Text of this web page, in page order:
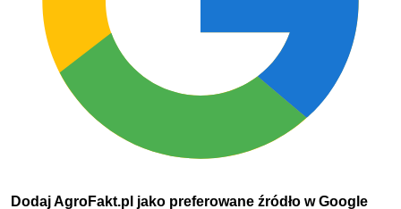
Dodaj AgroFakt.pl jako preferowane źródło w Google